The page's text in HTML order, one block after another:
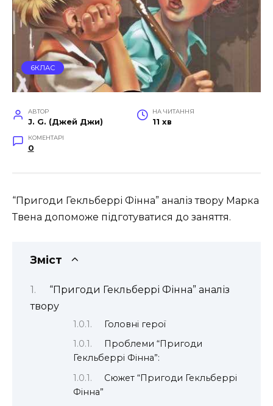
6КЛАС
АВТОР
J. G. (Джей Джи)
НА ЧИТАННЯ
11 хв
КОМЕНТАРІ
0
“Пригоди Гекльберрі Фінна” аналіз твору Марка
Твена допоможе підготуватися до заняття.
Зміст
“Пригоди Гекльберрі Фінна” аналіз
твору
Головні герої
Проблеми “Пригоди
Гекльберрі Фінна”:
Сюжет “Пригоди Гекльберрі
Фінна”